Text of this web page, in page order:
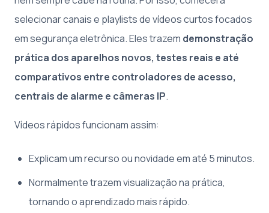
selecionar canais e playlists de vídeos curtos focados
em segurança eletrônica. Eles trazem demonstração
prática dos aparelhos novos, testes reais e até
comparativos entre controladores de acesso,
centrais de alarme e câmeras IP.
Vídeos rápidos funcionam assim:
Explicam um recurso ou novidade em até 5 minutos.
Normalmente trazem visualização na prática,
tornando o aprendizado mais rápido.